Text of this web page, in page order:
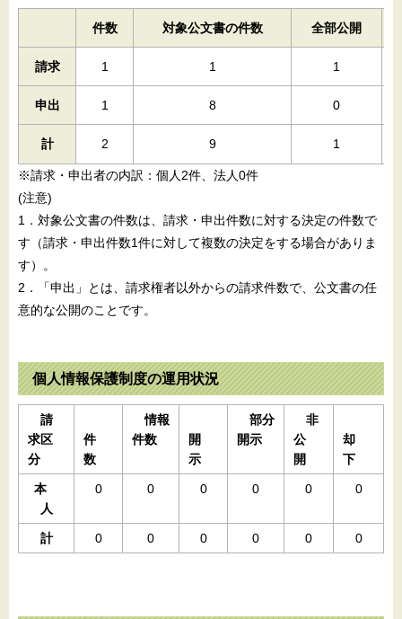
件数 対象公文書の件数 全部公開
請求 1 1 1
申出 1 8 0
計 2 9 1
※請求・申出者の内訳：個人2件、法人0件
(注意)
1．対象公文書の件数は、請求・申出件数に対する決定の件数で
す（請求・申出件数1件に対して複数の決定をする場合がありま
す）。
2．「申出」とは、請求権者以外からの請求件数で、公文書の任
意的な公開のことです。
個人情報保護制度の運用状況
請
求区
分
件
数
情報
件数
開
示
部分
開示
非
公
開
却
下
本
人
0 0 0 0 0 0
計 0 0 0 0 0 0